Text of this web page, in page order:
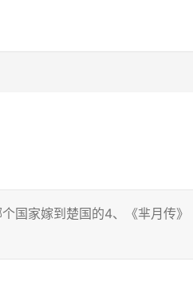
国家嫁到楚国的4、《芈月传》